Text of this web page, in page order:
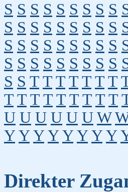
S S S S S S S S S
S S S S S S S S S
S S S S S S S S S
S S S S S S S S S
S S T T T T T T T
T T T T T T T T T
U U U U U U W
Y Y Y Y Y Y Y Y
Direkter